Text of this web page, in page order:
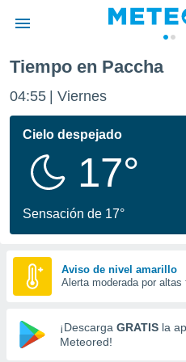
de
ha
calidad.
a este
las
y
forma
digital
basada
Tiempo en Paccha
04:55 Viernes
Cielo despejado
17°
Sensación de 17°
Aviso de nivel amarillo
Alerta moderada por
¡Descarga GRATIS la
Meteored!